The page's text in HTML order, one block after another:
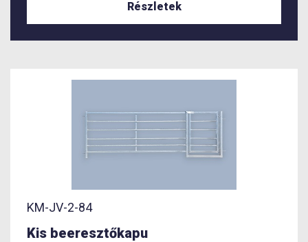
Részletek
KM-JV-2-84
Kis beeresztőkapu